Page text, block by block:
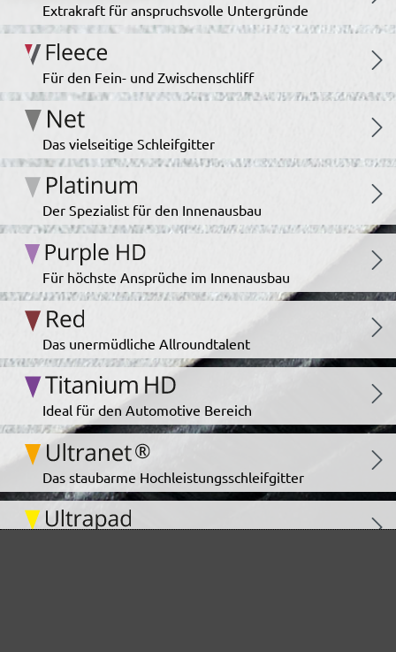
Extrakraft für anspruchsvolle Untergründe
Für den Fein- und Zwischenschliff
Das vielseitige Schleifgitter
Der Spezialist für den Innenausbau
Für höchste Ansprüche im Innenausbau
Das unermüdliche Allroundtalent
Ideal für den Automotive Bereich
Das staubarme Hochleistungsschleifgitter